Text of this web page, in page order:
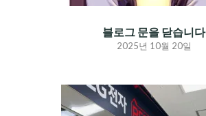
블로그 문을 닫습니다
2025년 10월 20일